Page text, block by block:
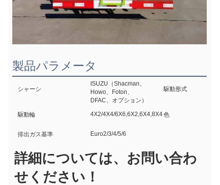
製品パラメータ
シャーシ
ISUZU（Shacman、
Howo、Foton、
DFAC、オプション）
駆動形式
駆動輪 4X2/4X4/6X6,6X2,6X4,8X4色
排出ガス基準 Euro2/3/4/5/6
詳細については、お問い合わ
せください！